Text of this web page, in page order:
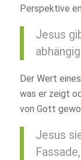
Perspektive
Jesus
Der Wert
was er zeigt
von Gott
Jesus